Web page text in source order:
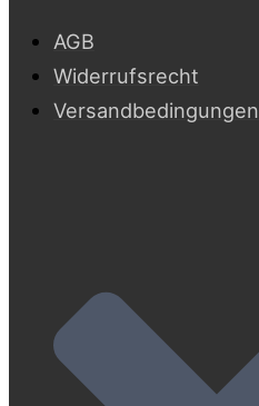
AGB
Widerrufsrecht
Versandbedingungen